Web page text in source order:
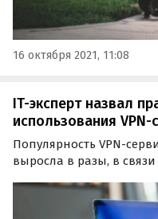
16 октября 2021, 11:08
IT-эксперт назвал
использования VPN-
Популярность VPN-
выросла в разы, в
Безопасности» Павел
«Лентой.ру»